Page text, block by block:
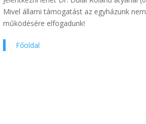
Mivel állami támogatást az egyházunk
működésére elfogadunk!
Főoldal